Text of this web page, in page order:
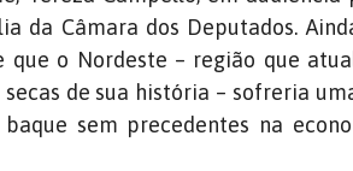
da Câmara dos Deputados.
que o Nordeste – região que
de sua história – sofreria
sem precedentes na